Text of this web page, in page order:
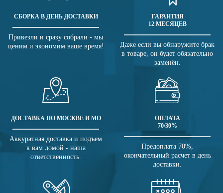
СБОРКА В ДЕНЬ ДОСТАВКИ
Привезли и сразу собрали - мы
ценим и экономим ваше время!
ГАРАНТИЯ
12 МЕСЯЦЕВ
Даже если вы обнаружите брак
в товаре, он будет обязательно
заменён.
ДОСТАВКА ПО МОСКВЕ И МО
Аккуратная доставка и подъем
к вам домой - наша
ответственность.
ОПЛАТА
70/30%
Предоплата 70%,
окончательный расчет в день
доставки.